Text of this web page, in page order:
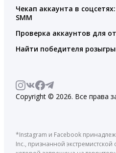
Чекап аккаунта в
SMM
Проверка аккаунтов для
Найти победителя
Copyright © 2026. Все права
*Instagram и Facebook
Inc., признанной экстремистской